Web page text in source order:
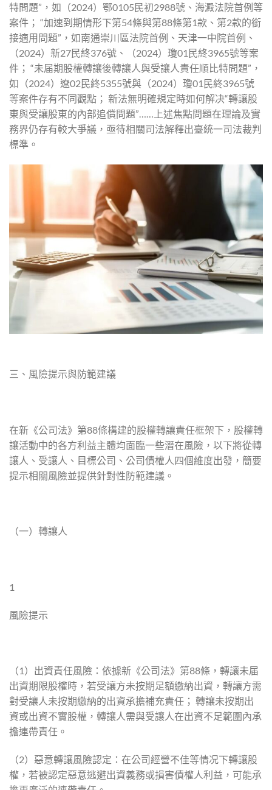
特問題”，如（2024）鄂0105民初2988號、海澱法院首例等
案件； “加速到期情形下第54條與第88條第1款、第2款的銜
接適用問題”，如南通崇川區法院首例、天津一中院首例、
（2024）新27民終376號、（2024）瓊01民終3965號等案
件； “未届期股權轉讓後轉讓人與受讓人責任順比特問題”，
如（2024）遼02民終5355號與（2024）瓊01民終3965號
等案件存有不同觀點； 新法無明確規定時如何解决“轉讓股
東與受讓股東的內部追償問題”……上述焦點問題在理論及實
務界仍存有較大爭議，亟待相關司法解釋出臺統一司法裁判
標準。
三、風險提示與防範建議
在新《公司法》第88條構建的股權轉讓責任框架下，股權轉
讓活動中的各方利益主體均面臨一些潛在風險，以下將從轉
讓人、受讓人、目標公司、公司債權人四個維度出發，簡要
提示相關風險並提供針對性防範建議。
（一）轉讓人
1
風險提示
（1）出資責任風險：依據新《公司法》第88條，轉讓未届
出資期限股權時，若受讓方未按期足額繳納出資，轉讓方需
對受讓人未按期繳納的出資承擔補充責任； 轉讓未按期出
資或出資不實股權，轉讓人需與受讓人在出資不足範圍內承
擔連帶責任。
（2）惡意轉讓風險認定：在公司經營不佳等情况下轉讓股
權，若被認定惡意逃避出資義務或損害債權人利益，可能承